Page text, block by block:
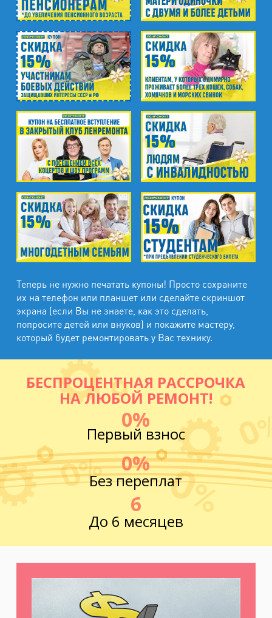
м. Купчино
ул. Ярослава Гашека, д.4, к.1
ст. ЖД Колпино, ул. Тверская, д.1/13
м. Удельная
пр. Энгельса, д.19
Промзона Мягловская, Всеволожский
муниципальный район, Ленинградская
область, ​Круговая улица, д. 47
м. Электросила
ул. Решетникова, д.3
Теперь не нужно печатать купоны! Просто сохраните
их на телефон или планшет или сделайте скриншот
экрана (если Вы не знаете, как это сделать,
попросите детей или внуков) и покажите мастеру,
который будет ремонтировать у Вас технику.
БЕСПРОЦЕНТНАЯ РАССРОЧКА
НА ЛЮБОЙ РЕМОНТ!
0%
Первый взнос
0%
Без переплат
6
До 6 месяцев